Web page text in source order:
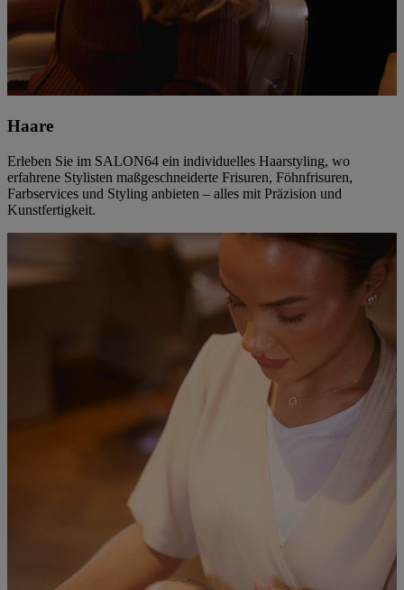
Haare
Erleben Sie im SALON64 ein individuelles Haarstyling, wo
erfahrene Stylisten maßgeschneiderte Frisuren, Föhnfrisuren,
Farbservices und Styling anbieten – alles mit Präzision und
Kunstfertigkeit.